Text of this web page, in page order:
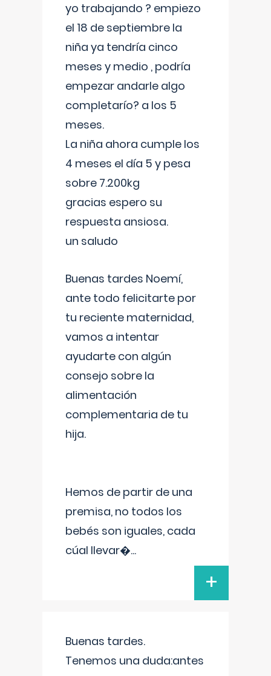
yo trabajando ? empiezo
el 18 de septiembre la
niña ya tendría cinco
meses y medio , podría
empezar andarle algo
completarío? a los 5
meses.
La niña ahora cumple los
4 meses el día 5 y pesa
sobre 7.200kg
gracias espero su
respuesta ansiosa.
un saludo
Buenas tardes Noemí,
ante todo felicitarte por
tu reciente maternidad,
vamos a intentar
ayudarte con algún
consejo sobre la
alimentación
complementaria de tu
hija.
Hemos de partir de una
premisa, no todos los
bebés son iguales, cada
cúal llevar�...
+
Buenas tardes.
Tenemos una duda:antes